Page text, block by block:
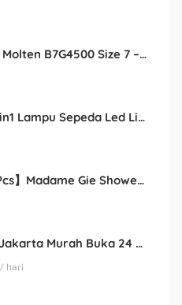
Bola Basket Molten B7G4500 Size 7 – Resmi FIBA & IBL
Cod Paket 2in1 Lampu Sepeda Led Light Depan Dan Belakang Rechargeable
【Bundle 3 Pcs】Madame Gie Shower Glow – Solusi Perawatan Kulit dalam Satu Paket!
Sewa Mobil Jakarta Murah Buka 24 Jam : Kian Rental
/ hari